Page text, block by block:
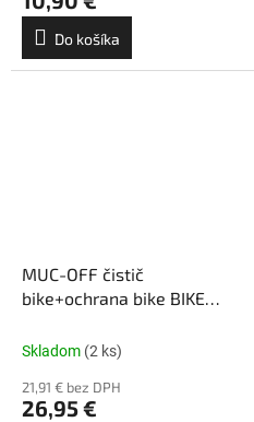
Do košíka
MUC-OFF čistič
bike+ochrana bike BIKE
spray+rozprašovcač
Skladom (2 ks)
21,91 € bez DPH
26,95 €